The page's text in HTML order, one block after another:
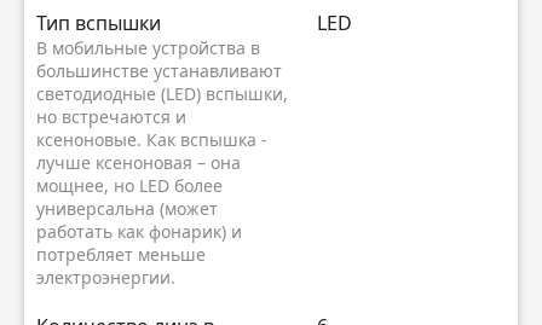
Тип вспышки
В мобильные устройства в
большинстве устанавливают
светодиодные (LED) вспышки,
но встречаются и
ксеноновые. Как вспышка -
лучше ксеноновая – она
мощнее, но LED более
универсальна (может
работать как фонарик) и
потребляет меньше
электроэнергии.
LED